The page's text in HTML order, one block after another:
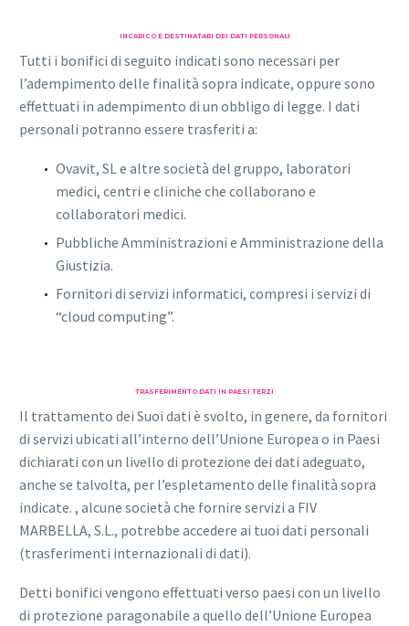
INCARICO E DESTINATARI DEI DATI PERSONALI
Tutti i bonifici di seguito indicati sono necessari per
l’adempimento delle finalità sopra indicate, oppure sono
effettuati in adempimento di un obbligo di legge. I dati
personali potranno essere trasferiti a:
Ovavit, SL e altre società del gruppo, laboratori
medici, centri e cliniche che collaborano e
collaboratori medici.
Pubbliche Amministrazioni e Amministrazione della
Giustizia.
Fornitori di servizi informatici, compresi i servizi di
“cloud computing”.
TRASFERIMENTO DATI IN PAESI TERZI
Il trattamento dei Suoi dati è svolto, in genere, da fornitori
di servizi ubicati all’interno dell’Unione Europea o in Paesi
dichiarati con un livello di protezione dei dati adeguato,
anche se talvolta, per l’espletamento delle finalità sopra
indicate. , alcune società che fornire servizi a FIV
MARBELLA, S.L., potrebbe accedere ai tuoi dati personali
(trasferimenti internazionali di dati).
Detti bonifici vengono effettuati verso paesi con un livello
di protezione paragonabile a quello dell’Unione Europea